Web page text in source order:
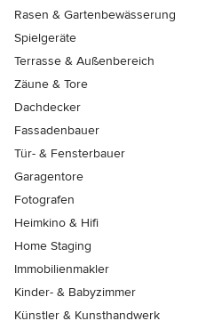
Rasen & Gartenbewässerung
Spielgeräte
Terrasse & Außenbereich
Zäune & Tore
Dachdecker
Fassadenbauer
Tür- & Fensterbauer
Garagentore
Fotografen
Heimkino & Hifi
Home Staging
Immobilienmakler
Kinder- & Babyzimmer
Künstler & Kunsthandwerk